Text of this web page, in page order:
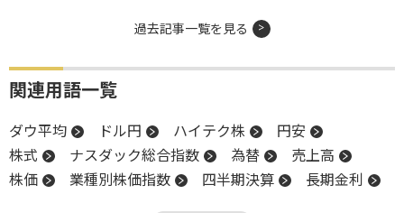
過去記事一覧を見る
関連用語一覧
ダウ平均 ドル円 ハイテク株
円安
株式
ナスダック総合指数 為替
売上高
株価
業種別株価指数 四半期決算
長期金利